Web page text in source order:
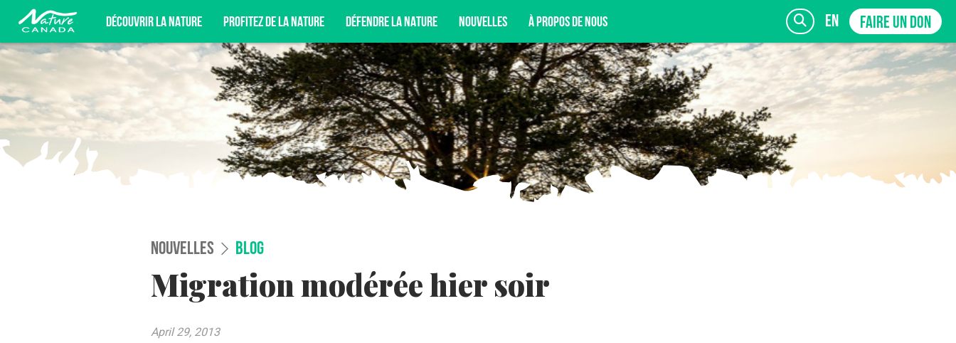
DÉCOUVRIR LA NATURE PROFITEZ DE LA NATURE DÉFENDRE LA NATURE NOUVELLES À PROPOS DE NOUS en FAIRE UN DON
INSCRIVEZ-VOUS POUR ÊTRE AU FAIT DE NOS CAMPAGNES, DE NOS ACTIVITÉS DE
DÉFENSE DE LA NATURE, ET PLUS ENCORE.
INSCRIVEZ-VOUS
NOUVELLES BLOG
Migration modérée hier soir
April 29, 2013